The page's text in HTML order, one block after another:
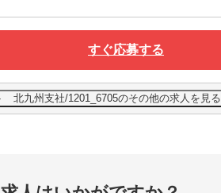
すぐ応募する
北九州支社/1201_6705のその他の求人を見る